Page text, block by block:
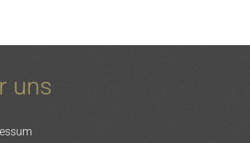
uns